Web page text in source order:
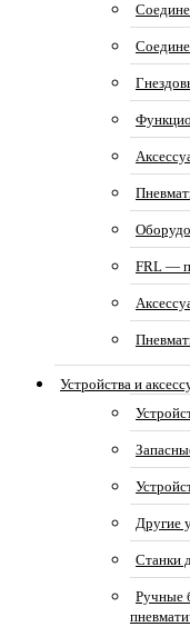
FRL —
Устройства и
Другие
Станки
Ручные